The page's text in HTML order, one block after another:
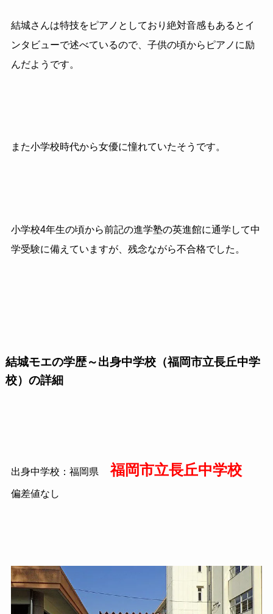
結城さんは特技をピアノとしており絶対音感もあるとイ
ンタビューで述べているので、子供の頃からピアノに励
んだようです。
また小学校時代から女優に憧れていたそうです。
小学校4年生の頃から前記の進学塾の英進館に通学して中
学受験に備えていますが、残念ながら不合格でした。
結城モエの学歴～出身中学校（福岡市立長丘中学
校）の詳細
出身中学校：福岡県 福岡市立長丘中学校
偏差値なし